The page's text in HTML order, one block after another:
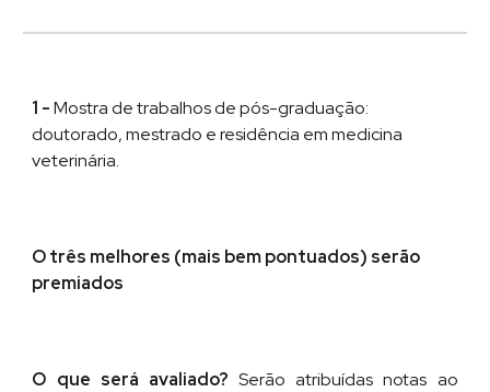
1 - Mostra de trabalhos de pós-graduação:
doutorado, mestrado e residência em medicina
veterinária.
O três melhores (mais bem pontuados) serão
premiados
O que será avaliado? Serão atribuídas notas ao